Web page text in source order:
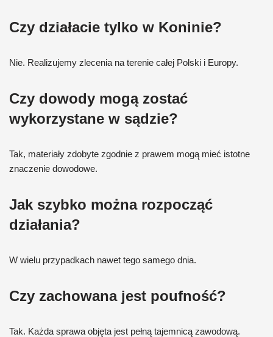
Czy działacie tylko w Koninie?
Nie. Realizujemy zlecenia na terenie całej Polski i Europy.
Czy dowody mogą zostać
wykorzystane w sądzie?
Tak, materiały zdobyte zgodnie z prawem mogą mieć istotne
znaczenie dowodowe.
Jak szybko można rozpocząć
działania?
W wielu przypadkach nawet tego samego dnia.
Czy zachowana jest poufność?
Tak. Każda sprawa objęta jest pełną tajemnicą zawodową.